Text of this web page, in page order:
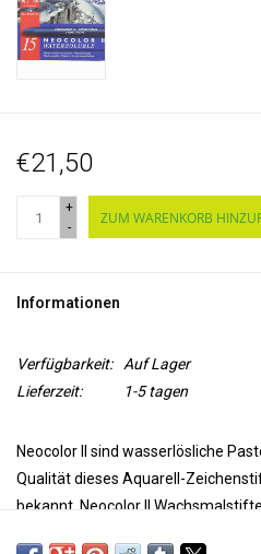
€21,50
+
-
ZUM WARENKORB
Informationen
Verfügbarkeit:
Auf Lager
Lieferzeit:
1-5 tagen
Neocolor II sind wasserlösliche
Qualität dieses Aquarell-
bekannt. Neocolor II